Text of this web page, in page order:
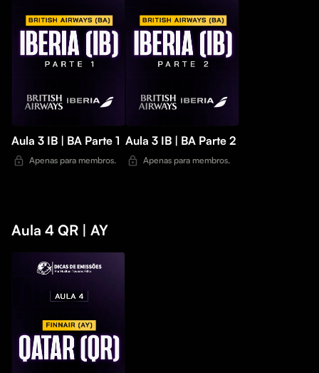
Aula 3 IB | BA Parte 1
Apenas para membros.
Aula 3 IB | BA Parte 2
Apenas para membros.
Aula 4 QR | AY